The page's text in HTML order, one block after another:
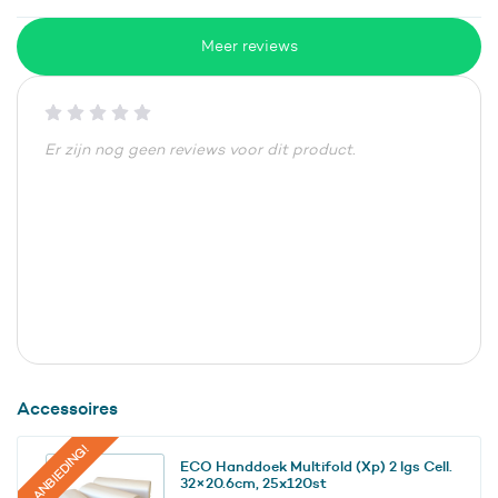
Meer reviews
Er zijn nog geen reviews voor dit product.
Accessoires
AANBIEDING!
ECO Handdoek Multifold (Xp) 2 lgs Cell.
32×20.6cm, 25x120st